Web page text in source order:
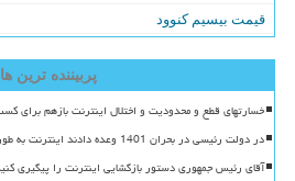
قیمت بیسیم کنوود
پربیننده ترین ها
خسارتهای قطع و محدودیت و اختلال اینترنت بازهم برای
در دولت رئیسی در بحران 1401 وعده دادند اینترنت به طور موقت قطع می شود اما ماندگار شد
آقای رئیس جمهوری دستور بازگشایی اینترنت را پیگیری